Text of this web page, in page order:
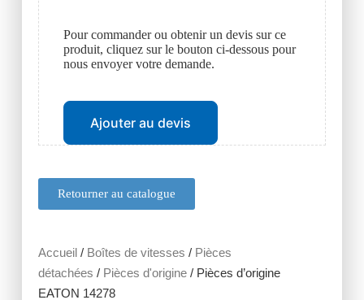
Retourner au catalogue
Accueil/ Boîtes de vitesses / Pièces
détachées / Pièces d'origine/ Pièces d’origine
EATON 14278
Pour commander ou obtenir un devis sur ce
produit, cliquez sur le bouton ci-dessous pour
nous envoyer votre demande.
Ajouter au devis